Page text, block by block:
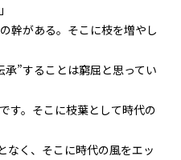
幹がある。そこに枝を増やし
”することは窮屈と思ってい
す。そこに枝葉として時代の
なく、そこに時代の風をエッ